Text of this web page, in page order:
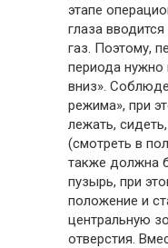
этапе
глаза
газ. Поэтому,
периода нужно
вниз».
режима», при
лежать,
(смотреть в
также должна
пузырь, при
положение и
центральную
отверстия.